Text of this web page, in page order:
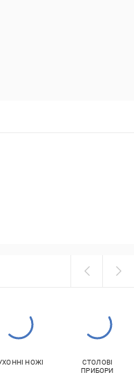
НОЖІ
СТОЛОВІ
ПРИБОРИ